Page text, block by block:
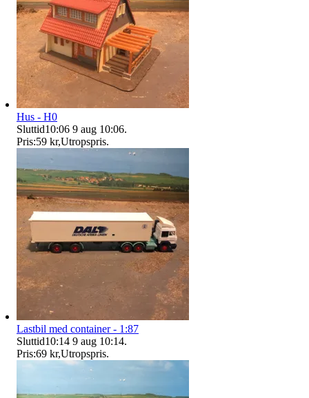
Hus - H0
Sluttid10:06 9 aug 10:06.
Pris:59 kr,Utropspris.
Lastbil med container - 1:87
Sluttid10:14 9 aug 10:14.
Pris:69 kr,Utropspris.